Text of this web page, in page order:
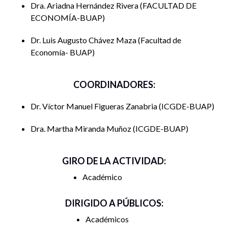
Asimismo, se abordarán propuestas para fortalecer la
gestión universitaria bajo criterios de legalidad, eficiencia y
pertinencia social. En esta presentación se contará con la
participación de especialistas quienes abrirán un espacio de
mayor calidad educativa, innovación y desarrollo social.
Dra. Ariadna Hernández Rivera FACULTAD DE
ECONOMÍA-BUAP
Dr. Luis Augusto Chávez Maza Facultad de
Economía- BUAP
COORDINADORES:
Dr. Víctor Manuel Figueras Zanabria ICGDE-BUAP
Dra. Martha Miranda Muñoz ICGDE-BUAP
GIRO DE LA ACTIVIDAD:
Académico
DIRIGIDO A PÚBLICOS:
Académicos